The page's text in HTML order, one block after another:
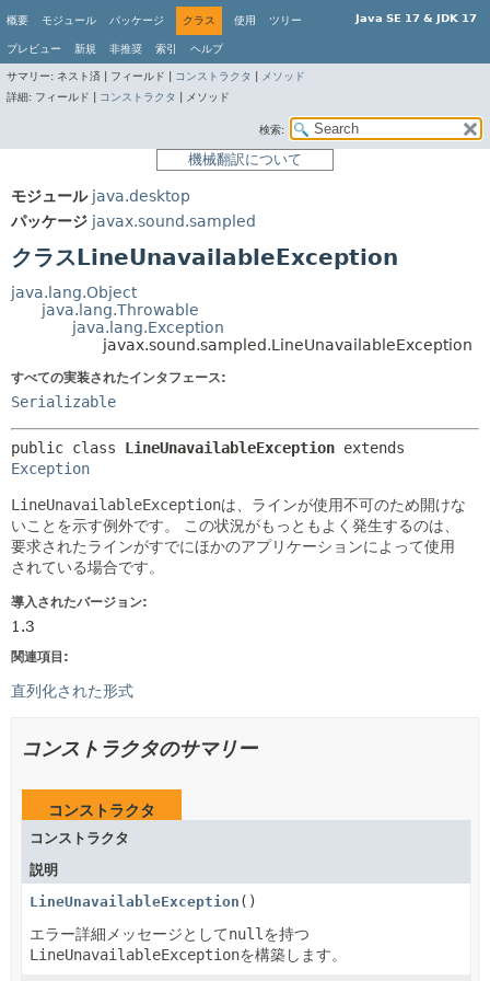
Java SE 17 & JDK 17
概要 モジュール パッケージ クラス 使用 ツリー
プレビュー 新規 非推奨 索引 ヘルプ
サマリー: ネスト済 | フィールド | コンストラクタ
メソッド
詳細: フィールド | コンストラクタ メソッド
検索:
機械翻訳について
モジュール java.desktop
パッケージ javax.sound.sampled
クラスLineUnavailableException
java.lang.Object
java.lang.Throwable
java.lang.Exception
javax.sound.sampled.LineUnavailableException
すべての実装されたインタフェース:
Serializable
public class LineUnavailableException
Exception
LineUnavailableExceptionは、ラインが使用不可のため開けな
いことを示す例外です。
この状況がもっともよく発生するのは、
要求されたラインがすでにほかのアプリケーションによって使用
されている場合です。
導入されたバージョン:
1.3
関連項目:
直列化された形式
コンストラクタのサマリー
コンストラクタ
コンストラクタ
説明
LineUnavailableException ()
エラー詳細メッセージとしてnull を持つ
LineUnavailableExceptionを構築します。